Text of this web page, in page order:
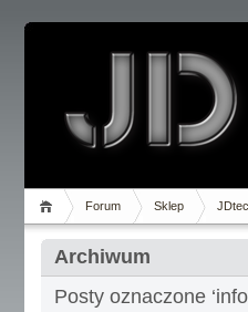
Forum Sklep
Archiwum
Posty oznaczone